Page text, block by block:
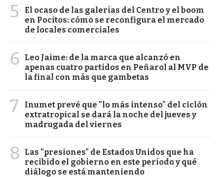
5
El ocaso de las galerías del Centro y el boom
en Pocitos: cómo se reconfigura el mercado
de locales comerciales
6
Leo Jaime: de la marca que alcanzó en
apenas cuatro partidos en Peñarol al MVP de
la final con más que gambetas
7
Inumet prevé que "lo más intenso" del ciclón
extratropical se dará la noche del jueves y
madrugada del viernes
8
Las "presiones" de Estados Unidos que ha
recibido el gobierno en este período y qué
diálogo se está manteniendo